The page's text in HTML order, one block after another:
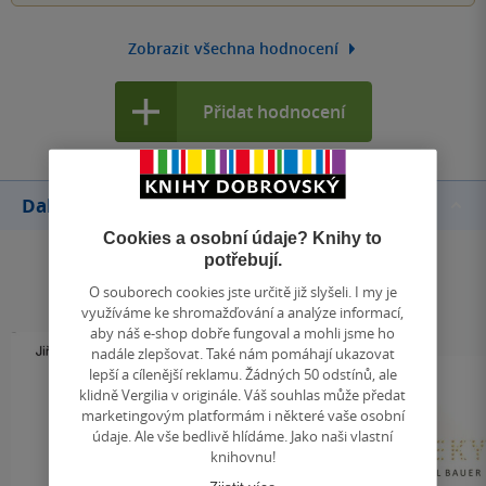
Zobrazit všechna hodnocení
Přidat hodnocení
Další knihy autora
Cookies a osobní údaje? Knihy to
potřebují.
O souborech cookies jste určitě již slyšeli. I my je
využíváme ke shromažďování a analýze informací,
aby náš e-shop dobře fungoval a mohli jsme ho
nadále zlepšovat. Také nám pomáhají ukazovat
lepší a cílenější reklamu. Žádných 50 odstínů, ale
klidně Vergilia v originále. Váš souhlas může předat
marketingovým platformám i některé vaše osobní
údaje. Ale vše bedlivě hlídáme. Jako naši vlastní
knihovnu!